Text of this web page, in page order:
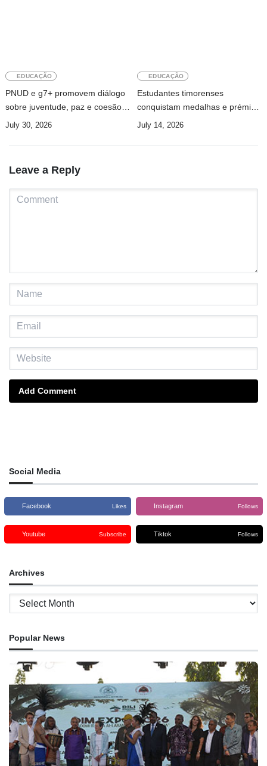
EDUCAÇÃO
PNUD e g7+ promovem diálogo
sobre juventude, paz e coesão
social em Timor-Leste
July 30, 2026
EDUCAÇÃO
Estudantes timorenses
conquistam medalhas e prémios
de excelência em competição
July 14, 2026
Leave a Reply
Add Comment
Social Media
Facebook Likes Instagram Follows
Youtube Subscribe Tiktok Follows
Archives
Archives
Popular News